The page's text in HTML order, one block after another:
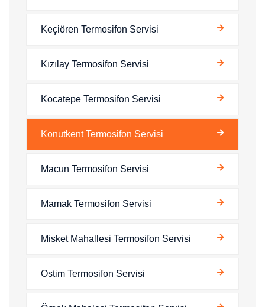
Keçiören Termosifon Servisi
Kızılay Termosifon Servisi
Kocatepe Termosifon Servisi
Konutkent Termosifon Servisi
Macun Termosifon Servisi
Mamak Termosifon Servisi
Misket Mahallesi Termosifon Servisi
Ostim Termosifon Servisi